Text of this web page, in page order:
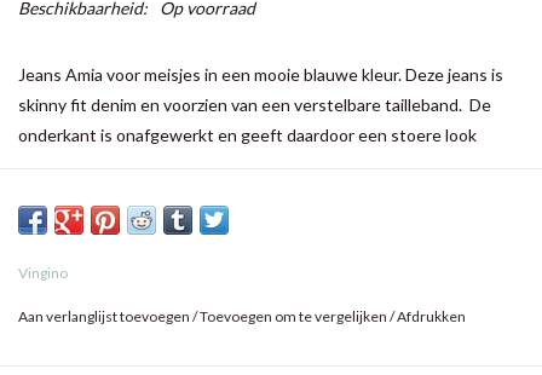
Beschikbaarheid: Op voorraad
Jeans Amia voor meisjes in een mooie blauwe kleur. Deze jeans is
skinny fit denim en voorzien van een verstelbare tailleband. De
onderkant is onafgewerkt en geeft daardoor een stoere look
Vingino
Aan verlanglijst toevoegen /Toevoegen om te vergelijken /Afdrukken